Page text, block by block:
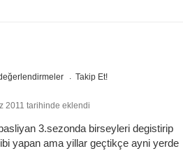
Takip Et!
2011 tarihinde eklendi
3.sezonda birseyleri degistirip
yapan ama yillar geçtikçe ayni yerde